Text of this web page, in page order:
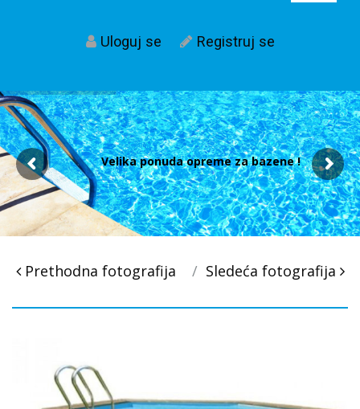
Uloguj se Registruj se
Velika ponuda opreme za bazene !
Post
Prethodna fotografija Sledeća fotografija